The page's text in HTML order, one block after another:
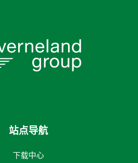
站点导航
下载中心